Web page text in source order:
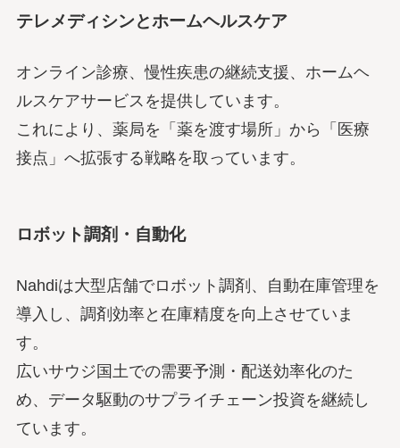
テレメディシンとホームヘルスケア
オンライン診療、慢性疾患の継続支援、ホームヘ
ルスケアサービスを提供しています。
これにより、薬局を「薬を渡す場所」から「医療
接点」へ拡張する戦略を取っています。
ロボット調剤・自動化
Nahdiは大型店舗でロボット調剤、自動在庫管理を
導入し、調剤効率と在庫精度を向上させていま
す。
広いサウジ国土での需要予測・配送効率化のた
め、データ駆動のサプライチェーン投資を継続し
ています。